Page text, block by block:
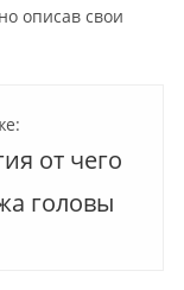
описав свои
от чего
головы